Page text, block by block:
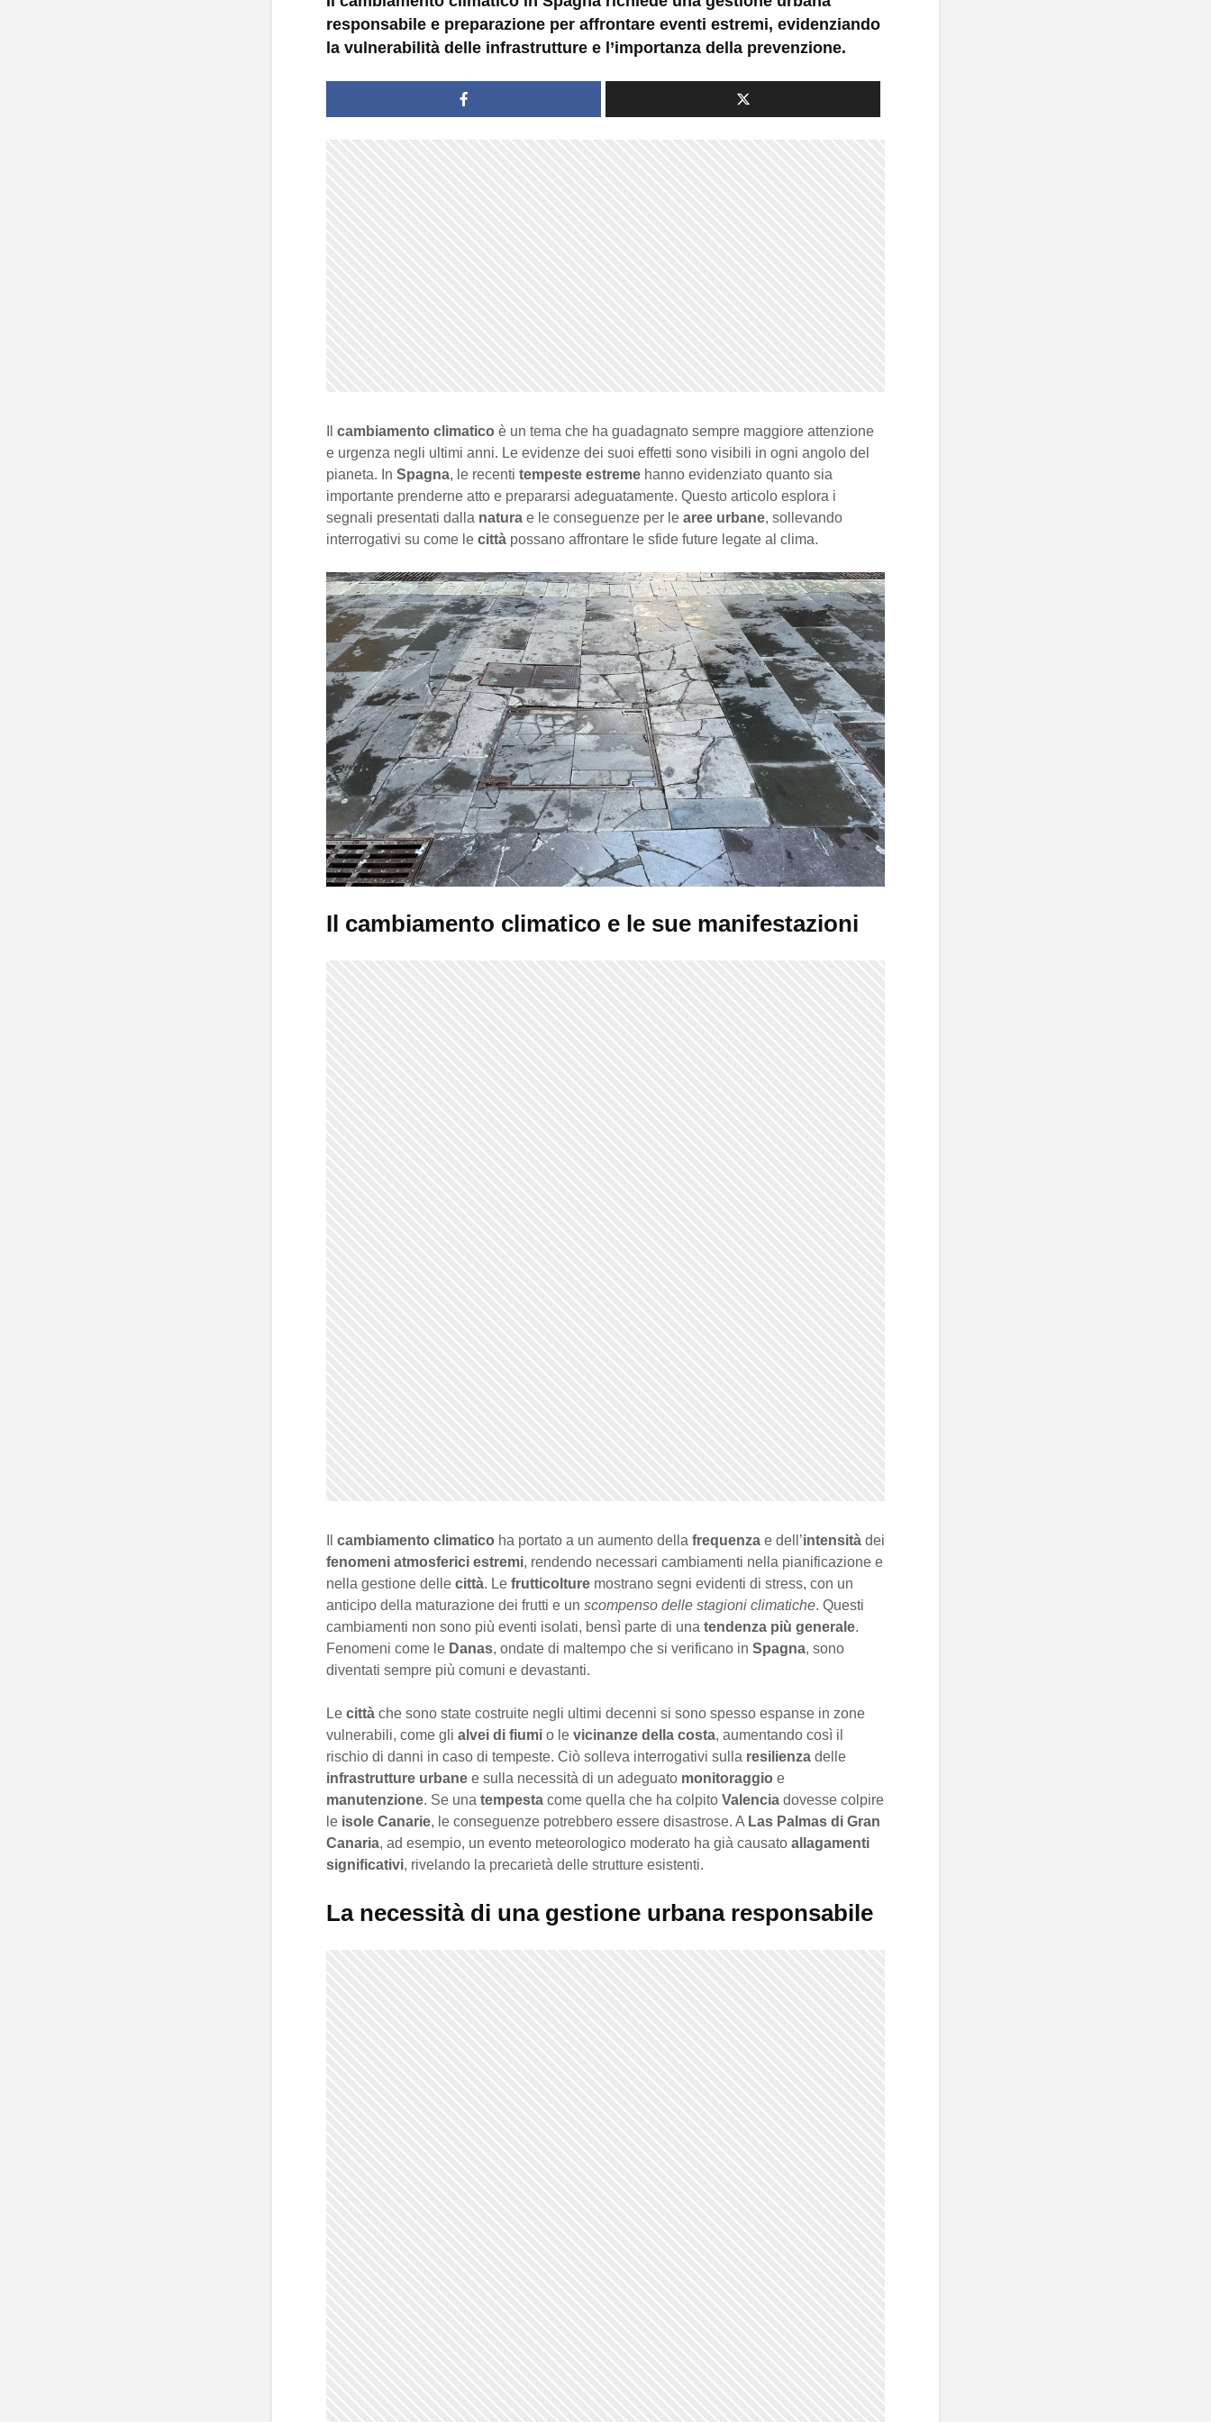
responsabile e preparazione per affrontare eventi estremi, evidenziando
la vulnerabilità delle infrastrutture e l’importanza della prevenzione.
cambiamento climatico è un tema che ha guadagnato sempre maggiore attenzione
e urgenza negli ultimi anni. Le evidenze dei suoi effetti sono visibili in ogni angolo del
pianeta. In Spagna, le recenti tempeste estreme hanno evidenziato quanto sia
importante prenderne atto e prepararsi adeguatamente. Questo articolo esplora i
segnali presentati dalla natura e le conseguenze per le aree urbane, sollevando
interrogativi su come le città possano affrontare le sfide future legate al clima.
Il cambiamento climatico e le sue manifestazioni
cambiamento climatico ha portato a un aumento della frequenza e dell’intensità dei
fenomeni atmosferici estremi, rendendo necessari cambiamenti nella pianificazione e
nella gestione delle città. Le frutticolture mostrano segni evidenti di stress, con un
anticipo della maturazione dei frutti e un scompenso delle stagioni climatiche. Questi
cambiamenti non sono più eventi isolati, bensì parte di una tendenza più generale.
Fenomeni come le Danas, ondate di maltempo che si verificano in Spagna, sono
diventati sempre più comuni e devastanti.
Le città che sono state costruite negli ultimi decenni si sono spesso espanse in zone
vulnerabili, come gli alvei di fiumi o le vicinanze della costa, aumentando così il
rischio di danni in caso di tempeste. Ciò solleva interrogativi sulla resilienza delle
infrastrutture urbane e sulla necessità di un adeguato monitoraggio e
manutenzione. Se una tempesta come quella che ha colpito Valencia dovesse colpire
le isole Canarie, le conseguenze potrebbero essere disastrose. A Las Palmas di Gran
Canaria, ad esempio, un evento meteorologico moderato ha già causato allagamenti
significativi, rivelando la precarietà delle strutture esistenti.
La necessità di una gestione urbana responsabile